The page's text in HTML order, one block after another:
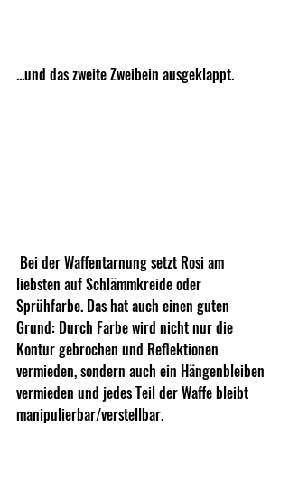
...und das zweite Zweibein ausgeklappt.
Bei der Waffentarnung setzt Rosi am
liebsten auf Schlämmkreide oder
Sprühfarbe. Das hat auch einen guten
Grund: Durch Farbe wird nicht nur die
Kontur gebrochen und Reflektionen
vermieden, sondern auch ein Hängenbleiben
vermieden und jedes Teil der Waffe bleibt
manipulierbar/verstellbar.